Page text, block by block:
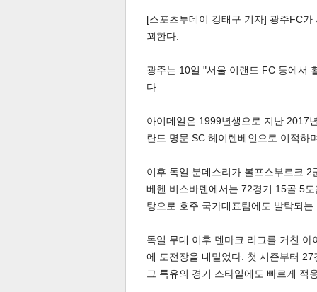
인
[스포츠투데이 강태구 기자] 광주FC
꾀한다.
광주는 10일 "서울 이랜드 FC 등에서
다.
아이데일은 1999년생으로 지난 2017
란드 명문 SC 헤이렌베인으로 이적하
이후 독일 분데스리가 볼프스부르크
베헨 비스바덴에서는 72경기 15골 5
탕으로 호주 국가대표팀에도 발탁되
독일 무대 이후 덴마크 리그를 거친
에 도전장을 내밀었다. 첫 시즌부터
그 특유의 경기 스타일에도 빠르게 적